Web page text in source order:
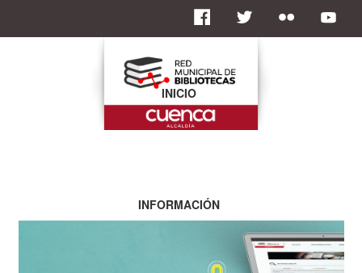
INICIO
INFORMACIÓN